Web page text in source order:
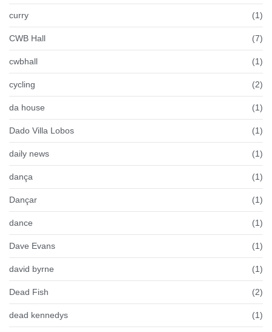
curry (1)
CWB Hall (7)
cwbhall (1)
cycling (2)
da house (1)
Dado Villa Lobos (1)
daily news (1)
dança (1)
Dançar (1)
dance (1)
Dave Evans (1)
david byrne (1)
Dead Fish (2)
dead kennedys (1)